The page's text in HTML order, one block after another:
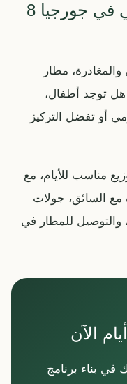
طريقة حجز برنامج سياحي في جورجيا 8
مطار
هل توجد أطفال،
أو تفضل التركيز
مناسب للأيام، مع
مع السائق، جولات
والتوصيل للمطار في
بناء برنامج